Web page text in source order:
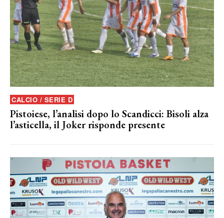
CALCIO / SERIE D
Pistoiese, l’analisi dopo lo Scandicci: Bisoli alza
l’asticella, il Joker risponde presente